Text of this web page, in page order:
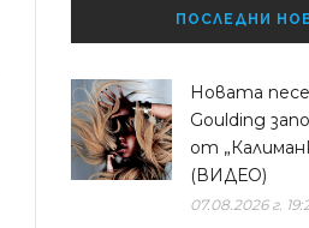
ПОСЛЕДНИ
Новата
Goulding
от
(ВИДЕО)
07.08.2026 г.